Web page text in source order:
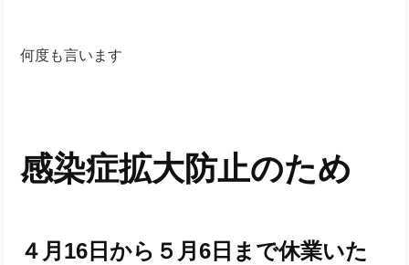
何度も言います
感染症拡大防止のため
４月16日から５月6日まで休業いた